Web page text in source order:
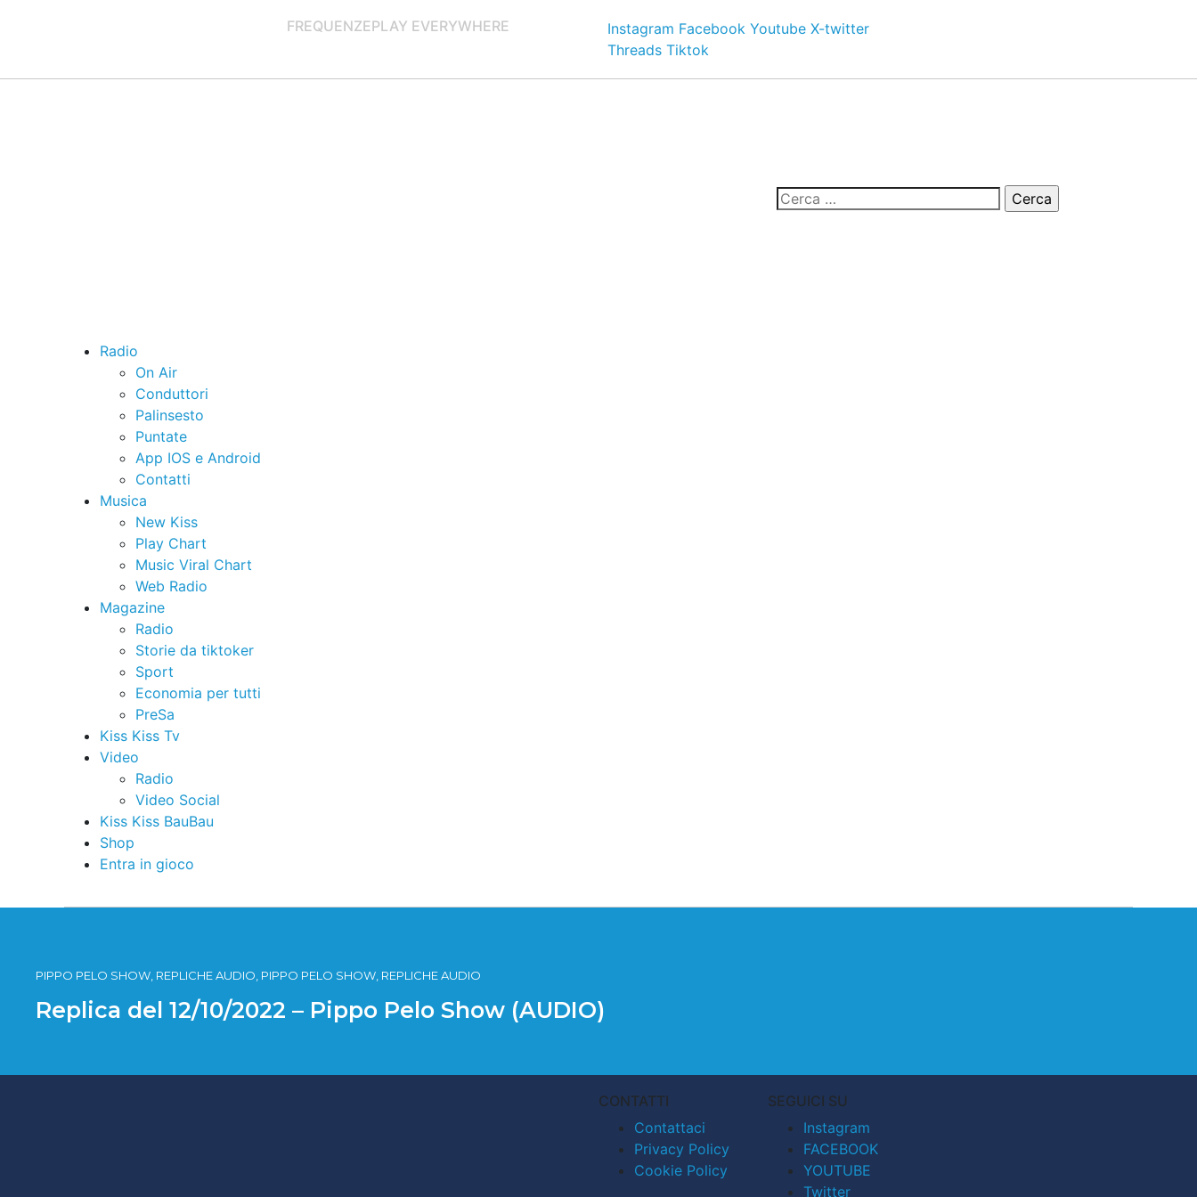
FREQUENZEPLAY EVERYWHERE Instagram Facebook Youtube X-twitter
Threads Tiktok
Radio
On Air
Conduttori
Palinsesto
Puntate
App IOS e Android
Contatti
Musica
New Kiss
Play Chart
Music Viral Chart
Web Radio
Magazine
Radio
Storie da tiktoker
Sport
Economia per tutti
PreSa
Kiss Kiss Tv
Video
Radio
Video Social
Kiss Kiss BauBau
Shop
Entra in gioco
PIPPO PELO SHOW, REPLICHE AUDIO, PIPPO PELO SHOW, REPLICHE AUDIO
Replica del 12/10/2022 – Pippo Pelo Show (AUDIO)
CONTATTI
Contattaci
Privacy Policy
Cookie Policy
SEGUICI SU
Instagram
FACEBOOK
YOUTUBE
Twitter